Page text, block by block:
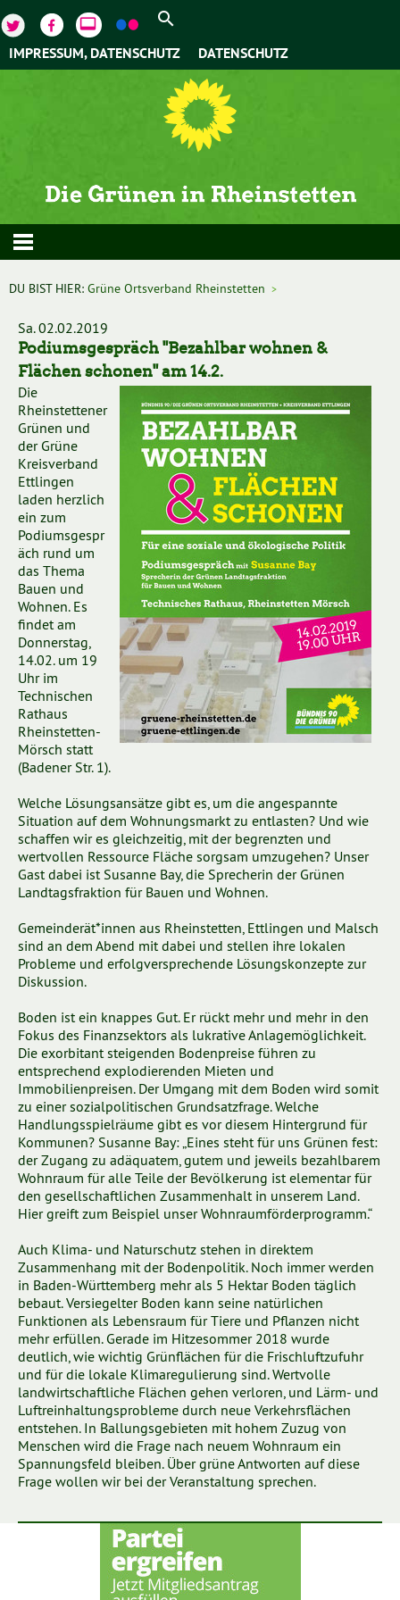
video_label
IMPRESSUM, DATENSCHUTZ DATENSCHUTZ
DU BIST HIER: Grüne Ortsverband Rheinstetten >
Sa. 02.02.2019
Podiumsgespräch "Bezahlbar wohnen &
Flächen schonen" am 14.2.
Die
Rheinstettener
Grünen und
der Grüne
Kreisverband
Ettlingen
laden herzlich
ein zum
Podiumsgespr
äch rund um
das Thema
Bauen und
Wohnen. Es
findet am
Donnerstag,
14.02. um 19
Uhr im
Technischen
Rathaus
Rheinstetten-
Mörsch statt
(Badener Str. 1).
Welche Lösungsansätze gibt es, um die angespannte
Situation auf dem Wohnungsmarkt zu entlasten? Und wie
schaffen wir es gleichzeitig, mit der begrenzten und
wertvollen Ressource Fläche sorgsam umzugehen? Unser
Gast dabei ist Susanne Bay, die Sprecherin der Grünen
Landtagsfraktion für Bauen und Wohnen.
Gemeinderät*innen aus Rheinstetten, Ettlingen und Malsch
sind an dem Abend mit dabei und stellen ihre lokalen
Probleme und erfolgversprechende Lösungskonzepte zur
Diskussion.
Boden ist ein knappes Gut. Er rückt mehr und mehr in den
Fokus des Finanzsektors als lukrative Anlagemöglichkeit.
Die exorbitant steigenden Bodenpreise führen zu
entsprechend explodierenden Mieten und
Immobilienpreisen. Der Umgang mit dem Boden wird somit
zu einer sozialpolitischen Grundsatzfrage. Welche
Handlungsspielräume gibt es vor diesem Hintergrund für
Kommunen? Susanne Bay: „Eines steht für uns Grünen fest:
der Zugang zu adäquatem, gutem und jeweils bezahlbarem
Wohnraum für alle Teile der Bevölkerung ist elementar für
den gesellschaftlichen Zusammenhalt in unserem Land.
Hier greift zum Beispiel unser Wohnraumförderprogramm.“
Auch Klima- und Naturschutz stehen in direktem
Zusammenhang mit der Bodenpolitik. Noch immer werden
in Baden-Württemberg mehr als 5 Hektar Boden täglich
bebaut. Versiegelter Boden kann seine natürlichen
Funktionen als Lebensraum für Tiere und Pflanzen nicht
mehr erfüllen. Gerade im Hitzesommer 2018 wurde
deutlich, wie wichtig Grünflächen für die Frischluftzufuhr
und für die lokale Klimaregulierung sind. Wertvolle
landwirtschaftliche Flächen gehen verloren, und Lärm- und
Luftreinhaltungsprobleme durch neue Verkehrsflächen
entstehen. In Ballungsgebieten mit hohem Zuzug von
Menschen wird die Frage nach neuem Wohnraum ein
Spannungsfeld bleiben. Über grüne Antworten auf diese
Frage wollen wir bei der Veranstaltung sprechen.